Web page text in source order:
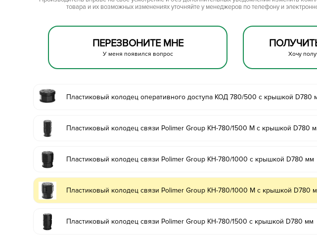
товара и их возможных изменениях уточняйте у менеджеров по телефону и
ПЕРЕЗВОНИТЕ МНЕ
У меня появился вопрос Хочу
Пластиковый колодец оперативного доступа КОД 780/500 с крышкой D780
Пластиковый колодец связи Polimer Group КН-780/1500 М с крышкой D780
Пластиковый колодец связи Polimer Group КН-780/1000 с крышкой D780 мм
Пластиковый колодец связи Polimer Group КН-780/1000 М с крышкой D780
Пластиковый колодец связи Polimer Group КН-780/1500 с крышкой D780 мм